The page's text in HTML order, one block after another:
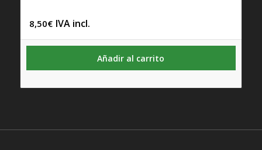
8,50€ IVA incl.
Añadir al carrito